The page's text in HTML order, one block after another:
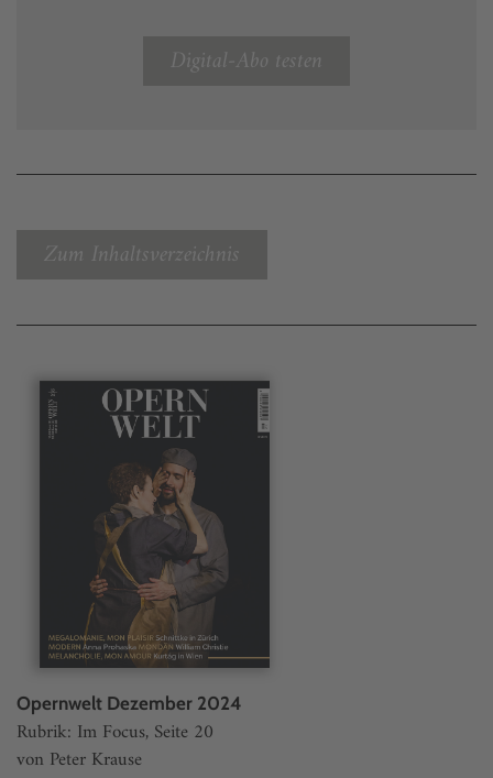
Digital-Abo testen
Zum Inhaltsverzeichnis
Opernwelt Dezember 2024
Rubrik: Im Focus, Seite 20
von Peter Krause